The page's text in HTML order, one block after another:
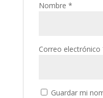
Nombre *
Correo electrónico
Guardar mi